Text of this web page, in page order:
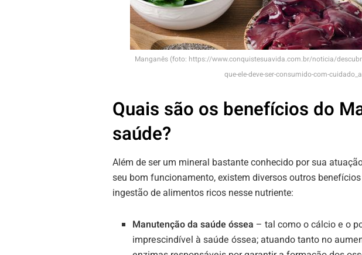
Manganês (foto: https://www.conquistesuavida.com.br/noticia/
que-ele-deve-ser-consumido-com-
Quais são os benefícios do
saúde?
Além de ser um mineral bastante conhecido por sua
seu bom funcionamento, existem diversos outros
ingestão de alimentos ricos nesse nutriente:
Manutenção da saúde óssea – tal como o cálcio e o
imprescindível à saúde óssea; atuando tanto no